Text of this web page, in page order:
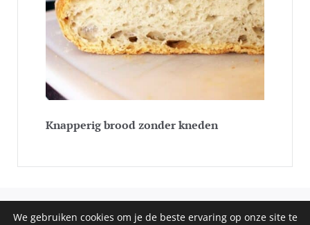
Knapperig brood zonder kneden
We gebruiken cookies om je de beste ervaring op onze site te